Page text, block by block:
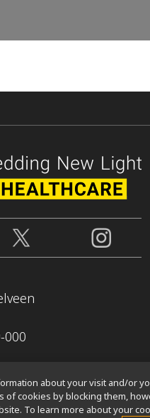
000
about your visit and/or
of cookies by blocking them,
To learn more about your